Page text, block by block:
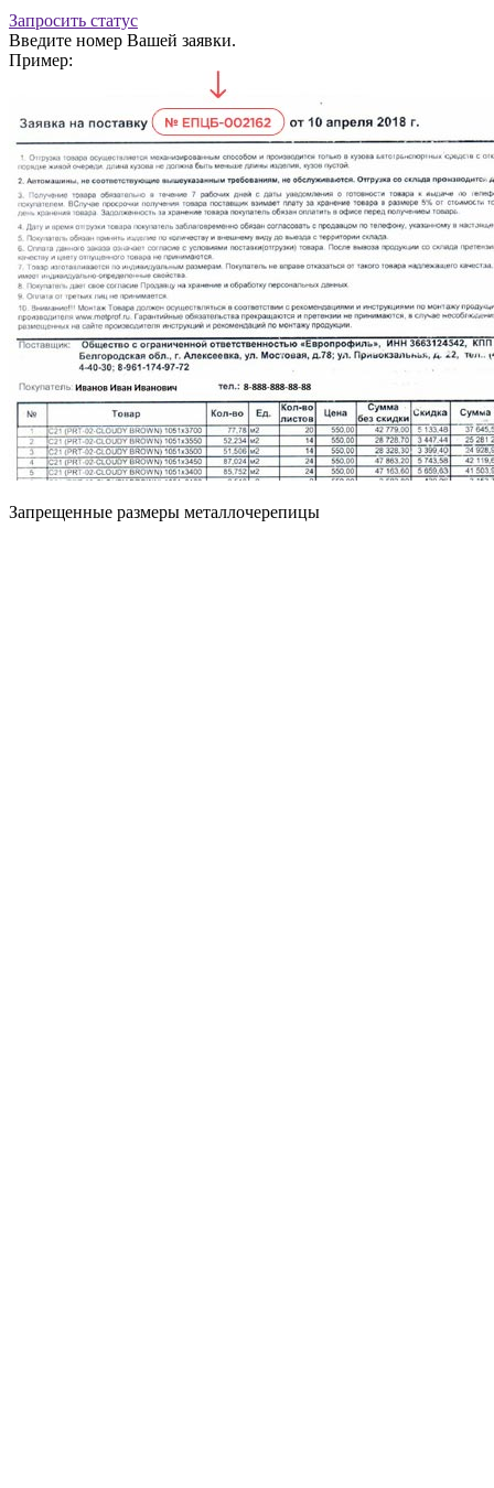
Запросить статус
Введите номер Вашей заявки.
Пример:
Запрещенные размеры металлочерепицы